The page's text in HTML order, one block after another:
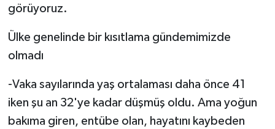
görüyoruz.
Ülke genelinde bir kısıtlama gündemimizde
olmadı
-Vaka sayılarında yaş ortalaması daha önce 41
iken şu an 32'ye kadar düşmüş oldu. Ama yoğun
bakıma giren, entübe olan, hayatını kaybeden